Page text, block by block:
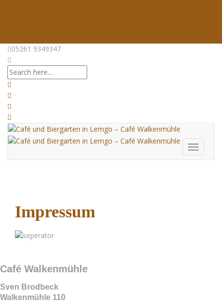
05261 9349347
Toggle
Impressum
Café Walkenmühle
Sven Brodbeck
Walkenmühle 110